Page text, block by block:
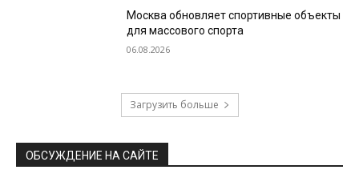
Москва обновляет спортивные объекты
для массового спорта
06.08.2026
Загрузить больше
ОБСУЖДЕНИЕ НА САЙТЕ